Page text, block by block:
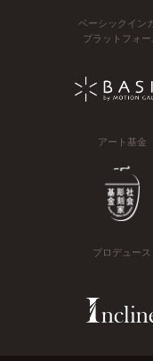
ベーシックイン
プラットフォー
アート基金
プロデュース